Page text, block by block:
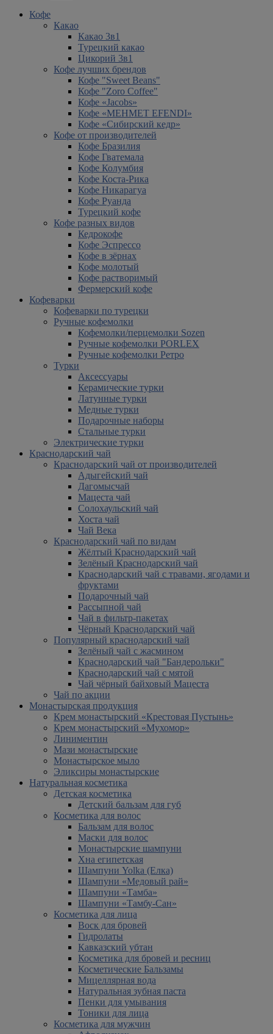
Кофе
Какао
Какао 3в1
Турецкий какао
Цикорий 3в1
Кофе лучших брендов
Кофе "Sweet Beans"
Кофе "Zoro Coffee"
Кофе «Jacobs»
Кофе «MEHMET EFENDI»
Кофе «Сибирский кедр»
Кофе от производителей
Кофе Бразилия
Кофе Гватемала
Кофе Колумбия
Кофе Коста-Рика
Кофе Никарагуа
Кофе Руанда
Турецкий кофе
Кофе разных видов
Кедрокофе
Кофе Эспрессо
Кофе в зёрнах
Кофе молотый
Кофе растворимый
Фермерский кофе
Кофеварки
Кофеварки по турецки
Ручные кофемолки
Кофемолки/перцемолки Sozen
Ручные кофемолки PORLEX
Ручные кофемолки Ретро
Турки
Аксессуары
Керамические турки
Латунные турки
Медные турки
Подарочные наборы
Стальные турки
Электрические турки
Краснодарский чай
Краснодарский чай от производителей
Адыгейский чай
Дагомысчай
Мацеста чай
Солохаульский чай
Хоста чай
Чай Века
Краснодарский чай по видам
Жёлтый Краснодарский чай
Зелёный Краснодарский чай
Краснодарский чай с травами, ягодами и
фруктами
Подарочный чай
Рассыпной чай
Чай в фильтр-пакетах
Чёрный Краснодарский чай
Популярный краснодарский чай
Зелёный чай с жасмином
Краснодарский чай "Бандерольки"
Краснодарский чай с мятой
Чай чёрный байховый Мацеста
Чай по акции
Монастырская продукция
Крем монастырский «Крестовая Пустынь»
Крем монастырский «Мухомор»
Линиментин
Мази монастырские
Монастырское мыло
Эликсиры монастырские
Натуральная косметика
Детская косметика
Детский бальзам для губ
Косметика для волос
Бальзам для волос
Маски для волос
Монастырские шампуни
Хна египетская
Шампуни Yolka (Елка)
Шампуни «Медовый рай»
Шампуни «Тамба»
Шампуни «Тамбу-Сан»
Косметика для лица
Воск для бровей
Гидролаты
Кавказский убтан
Косметика для бровей и ресниц
Косметические Бальзамы
Мицеллярная вода
Натуральная зубная паста
Пенки для умывания
Тоники для лица
Косметика для мужчин